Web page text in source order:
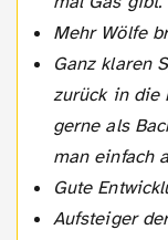
Mehr Wölfe
Ganz klaren
zurück in die
gerne als
man einfach
Gute
Aufsteiger